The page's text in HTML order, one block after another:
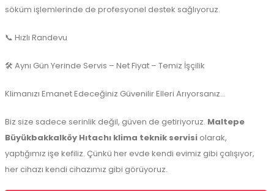
söküm işlemlerinde de profesyonel destek sağlıyoruz.
📞 Hızlı Randevu
🛠️ Aynı Gün Yerinde Servis – Net Fiyat – Temiz İşçilik
Klimanızı Emanet Edeceğiniz Güvenilir Elleri Arıyorsanız…
Biz size sadece serinlik değil, güven de getiriyoruz. Maltepe
Büyükbakkalköy Hıtachı klima teknik servisi olarak,
yaptığımız işe kefiliz. Çünkü her evde kendi evimiz gibi çalışıyor,
her cihazı kendi cihazımız gibi görüyoruz.